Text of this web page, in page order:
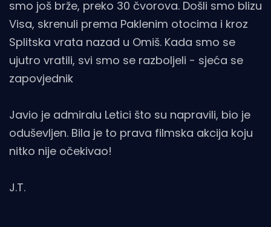
smo još brže, preko 30 čvorova. Došli smo blizu
Visa, skrenuli prema Paklenim otocima i kroz
Splitska vrata nazad u Omiš. Kada smo se
ujutro vratili, svi smo se razboljeli - sjeća se
zapovjednik
Javio je admiralu Letici što su napravili, bio je
oduševljen. Bila je to prava filmska akcija koju
nitko nije očekivao!
J.T.